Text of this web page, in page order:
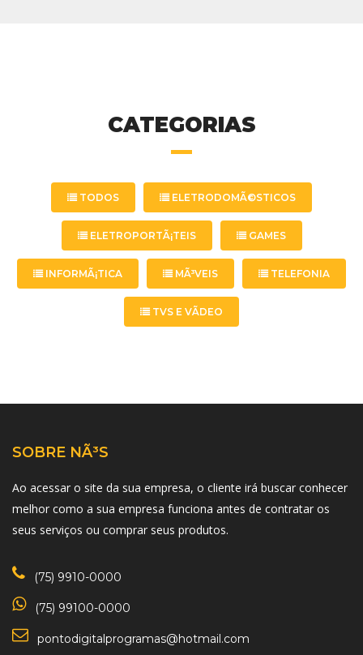
CATEGORIAS
TODOS ELETRODOMÃ©STICOS
ELETROPORTÃ¡TEIS GAMES
INFORMÃ¡TICA MÃ³VEIS TELEFONIA
TVS E VÃ­DEO
SOBRE NÃ³S
Ao acessar o site da sua empresa, o cliente irá buscar conhecer
melhor como a sua empresa funciona antes de contratar os
seus serviços ou comprar seus produtos.
(75) 9910-0000
(75) 99100-0000
pontodigitalprogramas@hotmail.com